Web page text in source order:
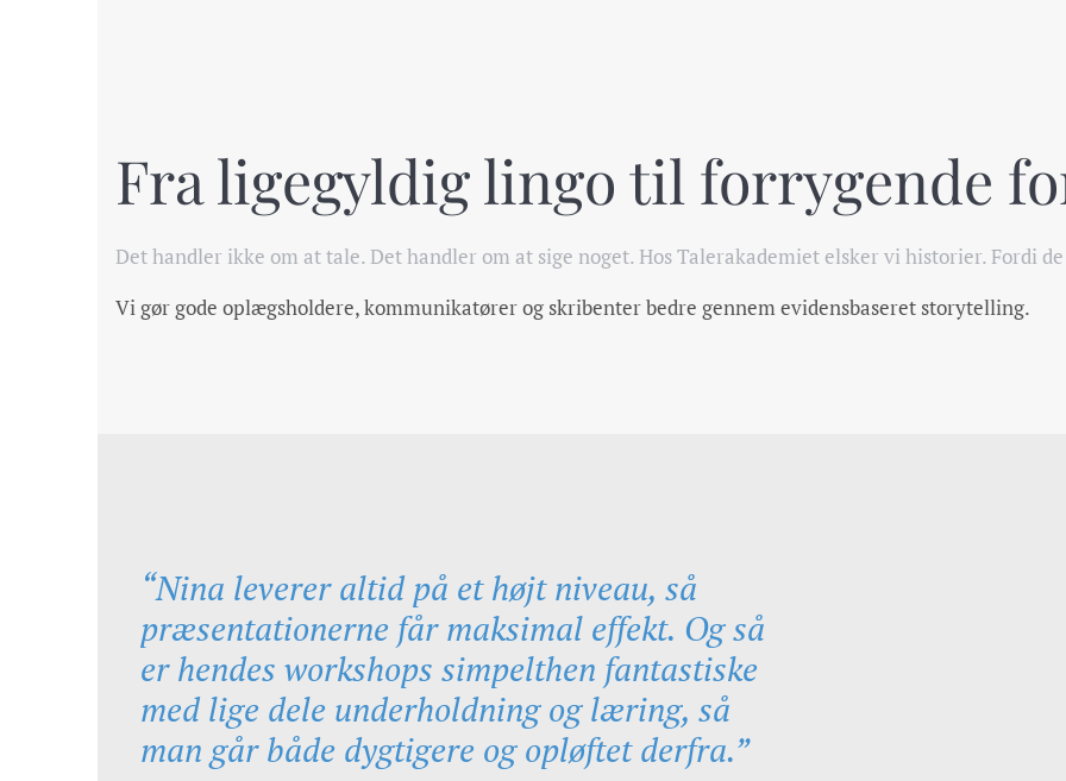
Fra ligegyldig lingo til forrygende
Det handler ikke om at tale. Det handler om at sige noget. Hos Talerakademiet elsker vi historier. Fordi
Vi gør gode oplægsholdere, kommunikatører og skribenter bedre gennem evidensbaseret storytelling.
“Nina leverer altid på et højt niveau, så
præsentationerne får maksimal effekt. Og så
er hendes workshops simpelthen fantastiske
med lige dele underholdning og læring, så
man går både dygtigere og opløftet derfra.”